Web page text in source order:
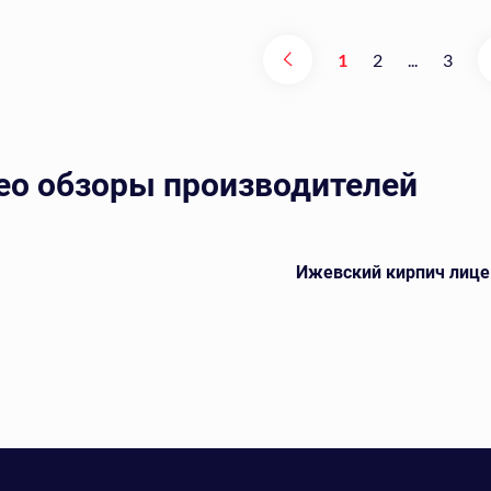
1 2 3
обзоры производителей
Ижевский кирпич